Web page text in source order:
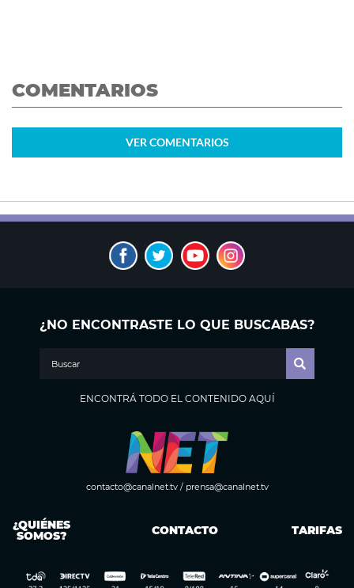
COMENTARIOS
VER COMENTARIOS
¿NO ENCONTRASTE LO QUE BUSCABAS?
ENCONTRÁ TODO EL CONTENIDO AQUÍ
contacto@canalnet.tv/ prensa@canalnet.tv
¿QUIÉNES
SOMOS? CONTACTO TARIFAS